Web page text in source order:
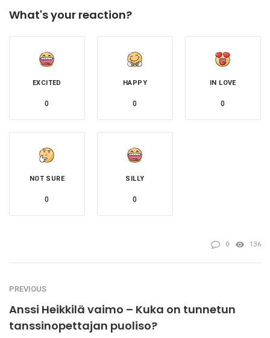
What's your reaction?
EXCITED
0
HAPPY
0
IN LOVE
0
NOT SURE
0
SILLY
0
0 136
PREVIOUS
Anssi Heikkilä vaimo – Kuka on tunnetun
tanssinopettajan puoliso?